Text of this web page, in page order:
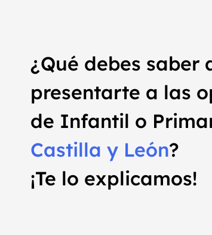
¿Qué debes saber
presentarte a las
de Infantil o
Castilla y León?
¡Te lo explicamos!